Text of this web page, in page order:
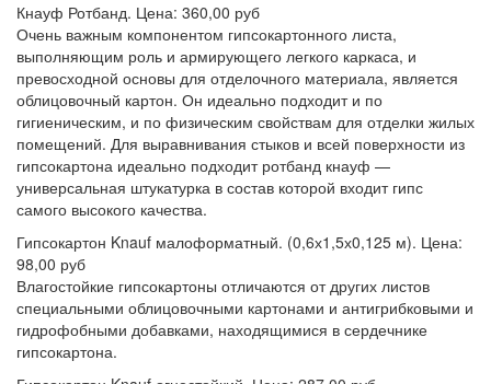
Кнауф Ротбанд. Цена: 360,00 руб
Очень важным компонентом гипсокартонного листа,
выполняющим роль и армирующего легкого каркаса, и
превосходной основы для отделочного материала, является
облицовочный картон. Он идеально подходит и по
гигиеническим, и по физическим свойствам для отделки жилых
помещений. Для выравнивания стыков и всей поверхности из
гипсокартона идеально подходит ротбанд кнауф —
универсальная штукатурка в состав которой входит гипс
самого высокого качества.
Гипсокартон Knauf малоформатный. (0,6х1,5х0,125 м). Цена:
98,00 руб
Влагостойкие гипсокартоны отличаются от других листов
специальными облицовочными картонами и антигрибковыми и
гидрофобными добавками, находящимися в сердечнике
гипсокартона.